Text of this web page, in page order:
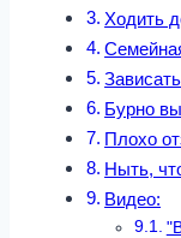
Ходить
Бурно
Плохо
Ныть,
Видео: